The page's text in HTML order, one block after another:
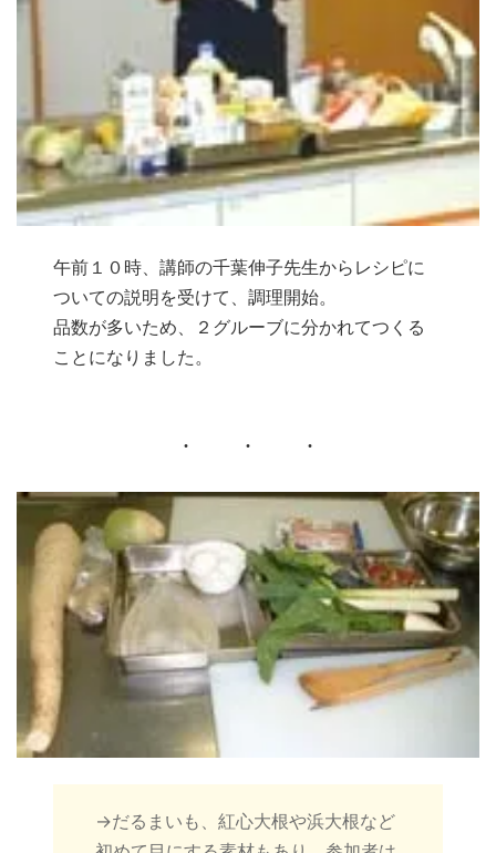
午前１０時、講師の千葉伸子先生からレシピに
ついての説明を受けて、調理開始。
品数が多いため、２グルーブに分かれてつくる
ことになりました。
→だるまいも、紅心大根や浜大根など